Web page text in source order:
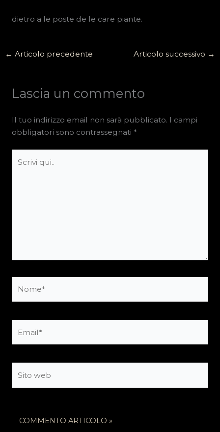
dietro a le poste de le care piante.
← Articolo precedente Articolo successivo →
Lascia un commento
Il tuo indirizzo email non sarà pubblicato. I campi
obbligatori sono contrassegnati *
qui..
web